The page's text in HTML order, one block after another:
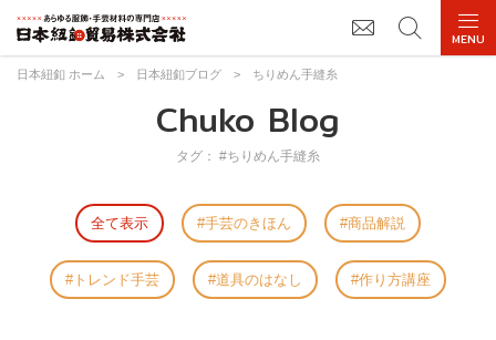
日本紐釦 ホーム > 日本紐釦ブログ > ちりめん手縫糸
Chuko Blog
タグ： #ちりめん手縫糸
全て表示 手芸のきほん 商品解説
トレンド手芸 道具のはなし 作り方講座